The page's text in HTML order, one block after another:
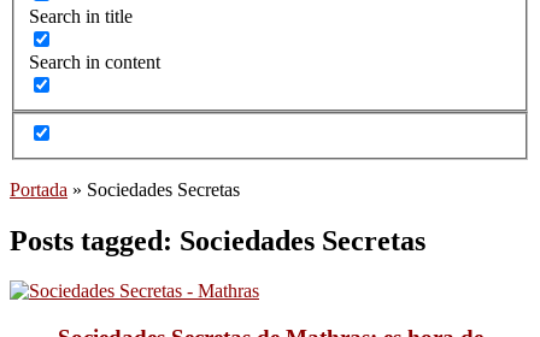
Search in title
Search in content
Portada » Sociedades Secretas
Posts tagged: Sociedades Secretas